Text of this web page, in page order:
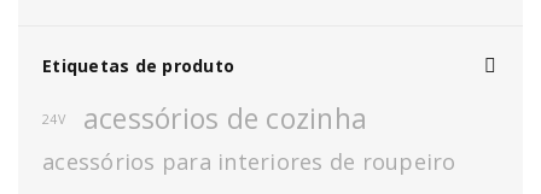
Etiquetas de produto
24V acessórios de cozinha
acessórios para interiores de roupeiro